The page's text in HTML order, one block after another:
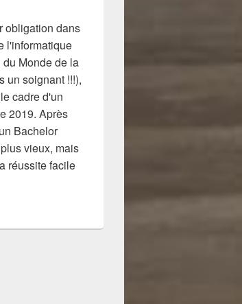
obligation dans
l'informatique
Monde de la
un soignant !!!),
cadre d'un
2019. Après
Bachelor
vieux, mais
réussite facile